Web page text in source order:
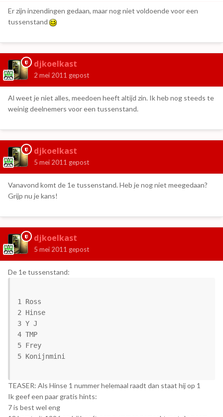
Er zijn inzendingen gedaan, maar nog niet voldoende voor een
tussenstand
djkoelkast
2 mei 2011 gepost
Al weet je niet alles, meedoen heeft altijd zin. Ik heb nog steeds te
weinig deelnemers voor een tussenstand.
djkoelkast
5 mei 2011 gepost
Vanavond komt de 1e tussenstand. Heb je nog niet meegedaan?
Grijp nu je kans!
djkoelkast
5 mei 2011 gepost
De 1e tussenstand:
1 Ross
2 Hinse
3 Y J
4 TMP
5 Frey
5 Konijnmini
TEASER: Als Hinse 1 nummer helemaal raadt dan staat hij op 1
Ik geef een paar gratis hints:
7 is best wel eng